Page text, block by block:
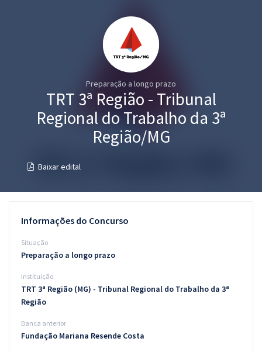
Graduação
Mentorias
Conteúdo gratuito
Blog
Atendimento
Preparação a longo prazo
TRT 3ª Região - Tribunal
Regional do Trabalho da 3ª
Região/MG
Baixar edital
Informações do Concurso
Situação
Preparação a longo prazo
Instituição
TRT 3ª Região (MG) - Tribunal Regional do Trabalho da 3ª
Região
Banca anterior
Fundação Mariana Resende Costa